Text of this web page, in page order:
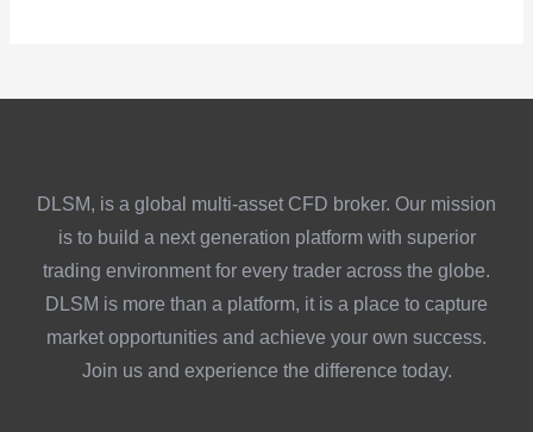
DLSM, is a global multi-asset CFD broker. Our mission
is to build a next generation platform with superior
trading environment for every trader across the globe.
DLSM is more than a platform, it is a place to capture
market opportunities and achieve your own success.
Join us and experience the difference today.